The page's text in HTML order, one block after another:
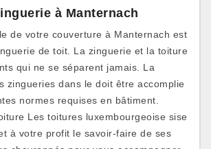
à Manternach
de votre couverture à Manternach est
de toit. La zinguerie et la toiture
qui ne se séparent jamais. La
zingueries dans le doit être accomplie
normes requises en bâtiment.
Les toitures luxembourgeoise sise
à votre profit le savoir-faire de ses